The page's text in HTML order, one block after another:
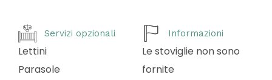
Servizi opzionali
Lettini
Parasole
Informazioni
Le stoviglie non sono
fornite